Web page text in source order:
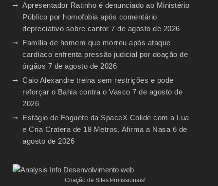
Apresentador Ratinho é denunciado ao Ministério
Público por homofobia após comentário
depreciativo sobre cantor 7 de agosto de 2026
Família de homem que morreu após ataque
cardíaco enfrenta pressão judicial por doação de
órgãos 7 de agosto de 2026
Caio Alexandre treina sem restrições e pode
reforçar o Bahia contra o Vasco 7 de agosto de
2026
Estágio de Foguete da SpaceX Colide com a Lua
e Cria Cratera de 18 Metros, Afirma a Nasa 6 de
agosto de 2026
Criação de Sites Profissionais!